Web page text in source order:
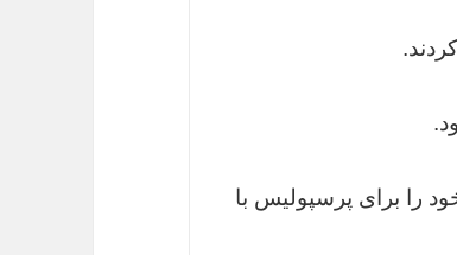
را برای پرسپولیس با